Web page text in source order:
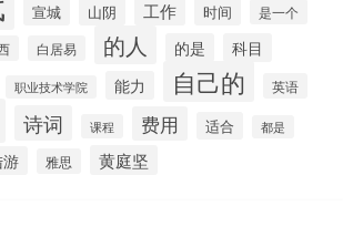
宣城 山阴 工作 时间
是一个
白居易 的人 的是 科目
职业技术学院 能力 自己的 英语
诗词 课程 费用 适合 都是
雅思 黄庭坚